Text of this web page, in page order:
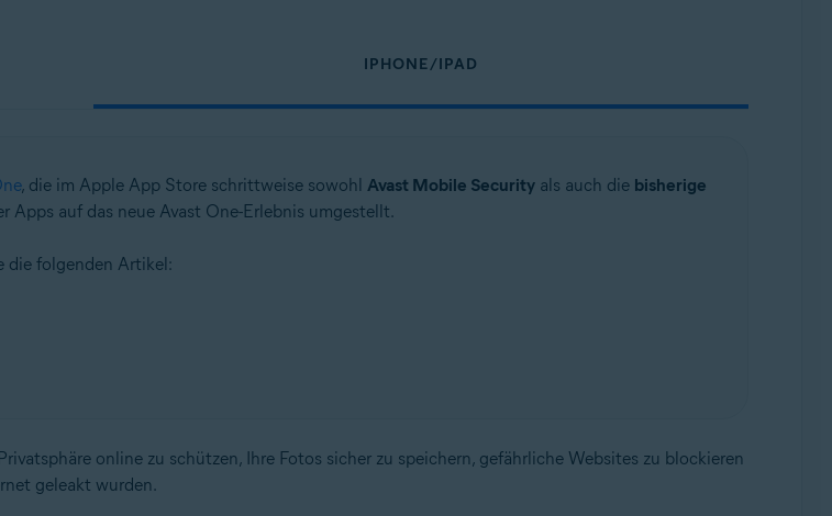
IPHONE/IPAD
, die im Apple App Store schrittweise sowohl Avast Mobile Securityals auch die bisherige
Apps auf das neue Avast One-Erlebnis umgestellt.
die folgenden Artikel:
online zu schützen, Ihre Fotos sicher zu speichern, gefährliche Websites zu blockieren
geleakt wurden.